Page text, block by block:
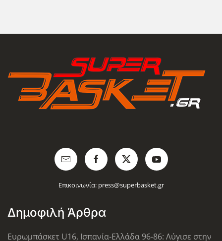
Επικοινωνία: press@superbasket.gr
Δημοφιλή Άρθρα
Ευρωμπάσκετ U16, Ισπανία-Ελλάδα 96-86: Λύγισε στην